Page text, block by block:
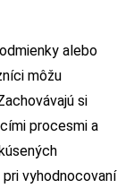
alebo
môžu
si
procesmi a
vyhodnocovaní